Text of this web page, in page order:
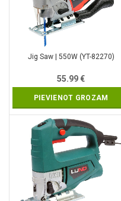
Jig Saw | 550W (YT-82270)
55.99€
PIEVIENOT GROZAM